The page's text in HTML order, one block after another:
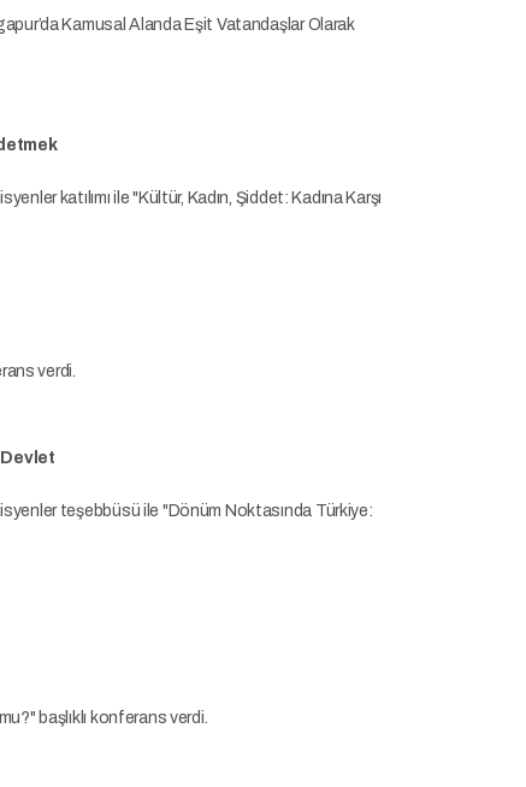
Kamusal Alanda Eşit Vatandaşlar Olarak
katılımı ile "Kültür, Kadın, Şiddet: Kadına Karşı
verdi.
Devlet
teşebbüsü ile "Dönüm Noktasında Türkiye:
başlıklı konferans verdi.